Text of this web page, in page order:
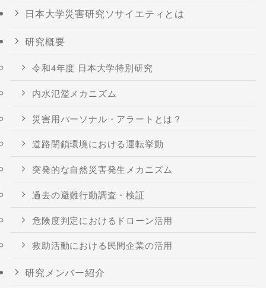
日本大学災害研究ソサイエティとは
研究概要
令和4年度 日本大学特別研究
内水氾濫メカニズム
災害用パーソナル・アラートとは？
道路閉鎖環境における運転挙動
突発的な自然災害発生メカニズム
過去の避難行動調査・検証
危険度判定におけるドローン活用
救助活動における民間企業の活用
研究メンバー紹介